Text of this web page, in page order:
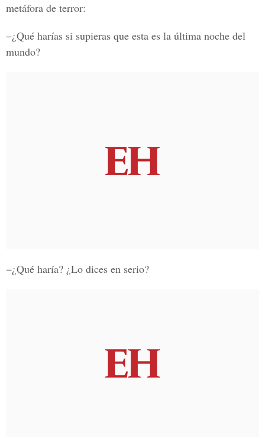
metáfora de terror:
−¿Qué harías si supieras que esta es la última noche del
mundo?
−¿Qué haría? ¿Lo dices en serio?